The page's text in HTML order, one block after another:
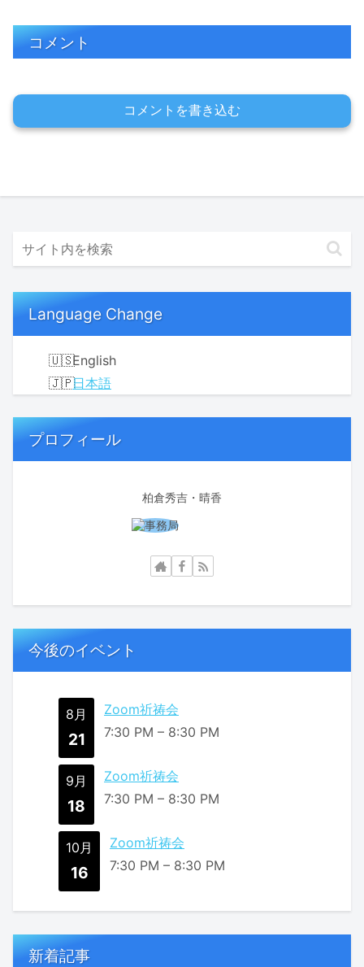
コメント
コメントを書き込む
Language Change
English
日本語
プロフィール
柏倉秀吉・晴香
今後のイベント
8月
21
Zoom祈祷会
7:30 PM – 8:30 PM
9月
18
Zoom祈祷会
7:30 PM – 8:30 PM
10月
16
Zoom祈祷会
7:30 PM – 8:30 PM
新着記事